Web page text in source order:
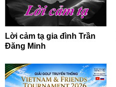
Lời cảm tạ gia đình Trần
Đăng Minh